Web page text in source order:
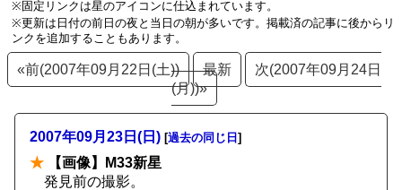
※固定リンクは星のアイコンに仕込まれています。
※更新は日付の前日の夜と当日の朝が多いです。掲載済の記事に後からリ
ンクを追加することもあります。
«前(2007年09月22日(土)) 最新
次(2007年09月24日
(月))»
2007年09月23日(日) [過去の同じ日 ]
★ 【画像】M33新星
発見前の撮影。